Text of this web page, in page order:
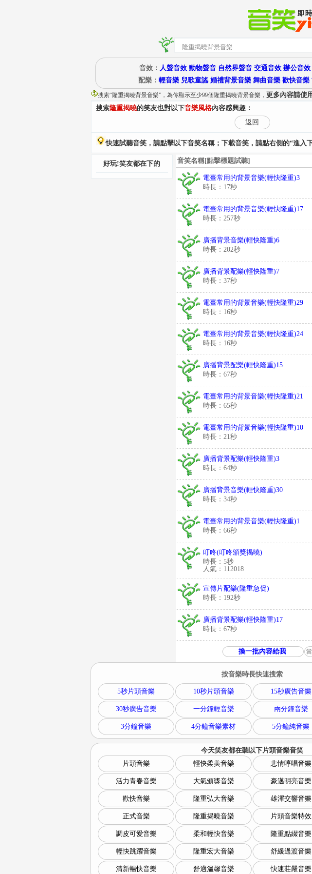
音效： 人聲音效 動物聲音 自然界聲音 交通音效 辦公音效
配樂： 輕音樂 兒歌童謠 婚禮背景音樂 舞曲音樂 歡快音樂
搜索“隆重揭曉背景音樂”，為你顯示至少99個隆重揭曉背景音樂， 更多內容請使
搜索隆重揭曉的笑友也對以下音樂風格內容感興趣：
返回
快速試聽音笑，請點擊以下音笑名稱；下載音笑，請點右側的“進入
音笑名稱[點擊標題試聽]
電臺常用的背景音樂(輕快隆重)3
時長：17秒
電臺常用的背景音樂(輕快隆重)17
時長：257秒
廣播背景音樂(輕快隆重)6
時長：202秒
廣播背景配樂(輕快隆重)7
時長：37秒
電臺常用的背景音樂(輕快隆重)29
時長：16秒
電臺常用的背景音樂(輕快隆重)24
時長：16秒
廣播背景配樂(輕快隆重)15
時長：67秒
電臺常用的背景音樂(輕快隆重)21
時長：65秒
電臺常用的背景音樂(輕快隆重)10
時長：21秒
廣播背景配樂(輕快隆重)3
時長：64秒
廣播背景音樂(輕快隆重)30
時長：34秒
電臺常用的背景音樂(輕快隆重)1
時長：66秒
叮咚(叮咚頒獎揭曉)
時長：5秒
人氣：112018
宣傳片配樂(隆重急促)
時長：192秒
廣播背景配樂(輕快隆重)17
時長：67秒
換一批內容給我
好玩!笑友都在下的
按音樂時長快速搜索
5秒片頭音樂 10秒片頭音樂 15秒廣告音樂
30秒廣告音樂 一分鐘輕音樂 兩分鐘音樂
3分鐘音樂 4分鐘音樂素材 5分鐘純音樂
今天笑友都在聽以下片頭音樂音笑
片頭音樂
輕快柔美音樂 悲情哼唱音樂
活力青春音樂 大氣頒獎音樂 豪邁明亮音樂
歡快音樂 隆重弘大音樂 雄渾交響音樂
正式音樂 隆重揭曉音樂 片頭音樂特效
調皮可愛音樂 柔和輕快音樂 隆重點綴音樂
輕快跳躍音樂 隆重宏大音樂 舒緩過渡音樂
清新暢快音樂 舒適溫馨音樂 快速莊嚴音樂